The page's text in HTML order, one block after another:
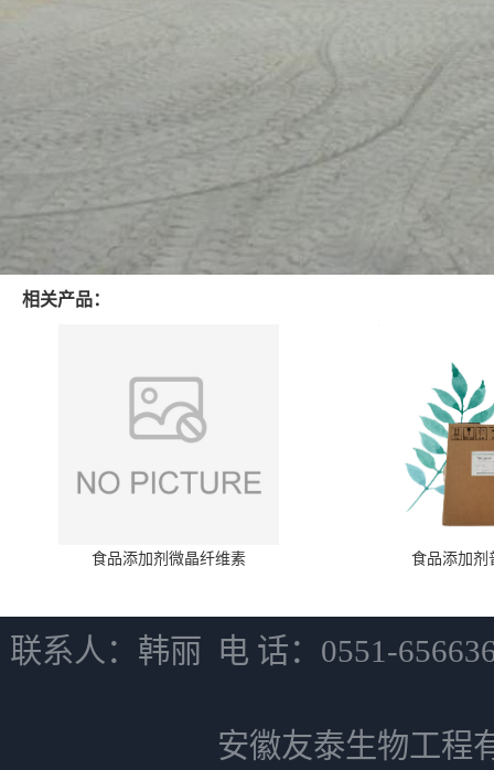
相关产品：
食品添加剂微晶纤维素 食品添加剂
联系人：韩丽 电 话：0551-
安徽友泰生物工程